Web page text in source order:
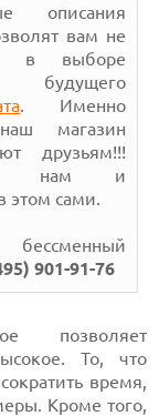
описания
вам не
в выборе
. Именно
магазин
друзьям!!!
нам и
этом сами.
901-91-76
позволяет
То, что
время,
Кроме того,